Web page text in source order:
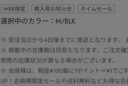
WEB限定
再入荷お知らせ タイムセール
選択中のカラー：M/BLK
※ 受注当日から4日後までに発送となります。
※ 掲載中の在庫数は目安となります。ご注文
実際の在庫状況が異なる場合がございます。
※ 会員様は、税抜¥100毎に1ポイント＝¥1で
UP！会員様限定セールや送料無料などお得な